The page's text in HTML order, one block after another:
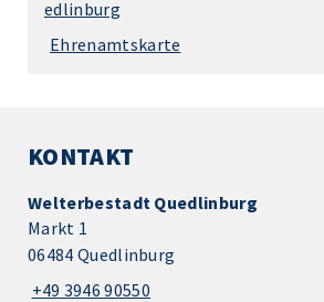
edlinburg
Ehrenamtskarte
KONTAKT
Welterbestadt Quedlinburg
Markt 1
06484 Quedlinburg
+49 3946 90550